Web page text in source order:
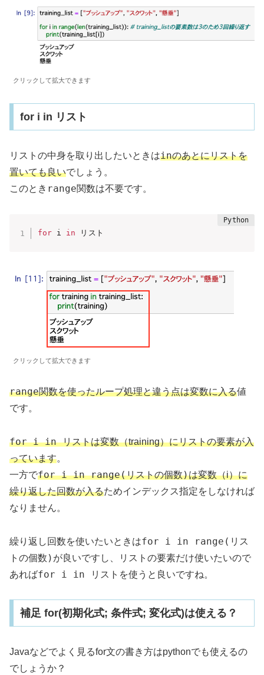
クリックして拡大できます
for i in リスト
リストの中身を取り出したいときはinのあとにリストを
置いても良いでしょう。
このとき range関数は不要です。
for i in リスト
クリックして拡大できます
range関数を使ったループ処理と違う点は変数に入る値
です。
for i in リストは変数（training）にリストの要素が入
っています。
一方でfor i in range(リストの個数)は変数（i）に
繰り返した回数が入るためインデックス指定をしなければ
なりません。
繰り返し回数を使いたいときはfor i in range(リス
トの個数) が良いですし、リストの要素だけ使いたいので
あればfor i in リスト を使うと良いですね。
補足 for(初期化式; 条件式; 変化式)は使える？
Javaなどでよく見るfor文の書き方はpythonでも使えるの
でしょうか？